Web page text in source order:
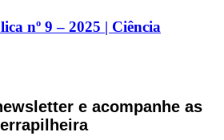
nº 9 – 2025 | Ciência
e acompanhe as